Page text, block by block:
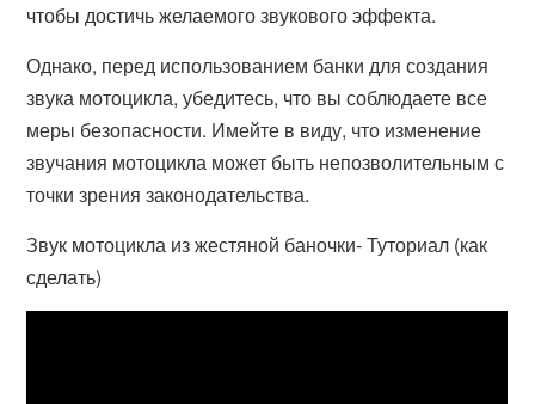
чтобы достичь желаемого звукового эффекта.
Однако, перед использованием банки для создания
звука мотоцикла, убедитесь, что вы соблюдаете все
меры безопасности. Имейте в виду, что изменение
звучания мотоцикла может быть непозволительным с
точки зрения законодательства.
Звук мотоцикла из жестяной баночки- Туториал (как
сделать)